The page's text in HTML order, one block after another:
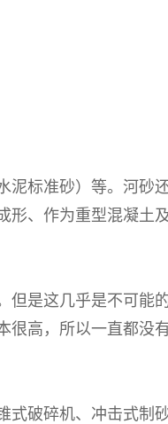
标准砂）等。河砂
形、作为重型混凝土
但是这几乎是不可能
很高，所以一直都没
破碎机、冲击式制